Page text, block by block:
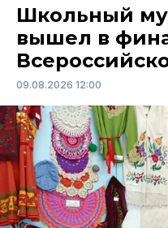
Школьный
вышел в
09.08.2026 12:00